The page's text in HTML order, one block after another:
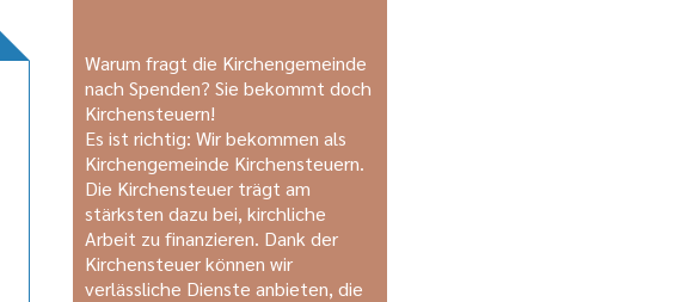
Warum fragt die Kirchengemeinde
nach Spenden? Sie bekommt doch
Kirchensteuern!
Es ist richtig: Wir bekommen als
Kirchengemeinde Kirchensteuern.
Die Kirchensteuer trägt am
stärksten dazu bei, kirchliche
Arbeit zu finanzieren. Dank der
Kirchensteuer können wir
verlässliche Dienste anbieten, die